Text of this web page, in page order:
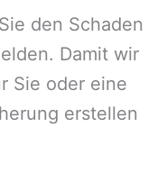
den Schaden
Damit wir
Sie oder eine
erstellen